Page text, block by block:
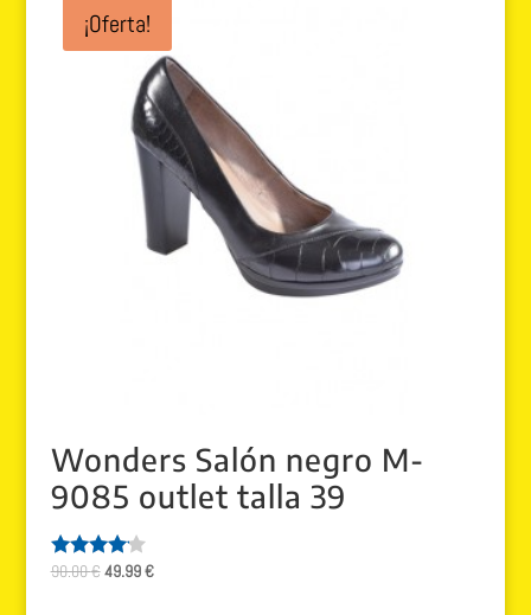
¡Oferta!
Wonders Salón negro M-
9085 outlet talla 39
Valorado
90.00€El
49.99€El